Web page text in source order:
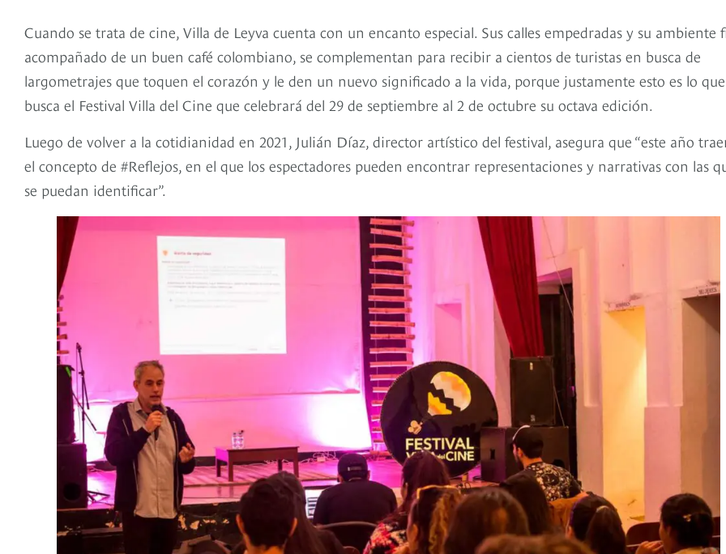
Cuando se trata de cine, Villa de Leyva cuenta con un encanto especial. Sus calles empedradas y su ambiente
acompañado de un buen café colombiano, se complementan para recibir a cientos de turistas en busca de
largometrajes que toquen el corazón y le den un nuevo significado a la vida, porque justamente esto es lo que
busca el Festival Villa del Cine que celebrará del 29 de septiembre al 2 de octubre su octava edición.
Luego de volver a la cotidianidad en 2021, Julián Díaz, director artístico del festival, asegura que “este año
el concepto de #Reflejos, en el que los espectadores pueden encontrar representaciones y narrativas con las
se puedan identificar”.